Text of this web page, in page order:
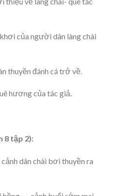
của người dân làng chài
thuyền đánh cá trở về.
hương của tác giả.
8 tập 2):
dân chài bơi thuyền ra